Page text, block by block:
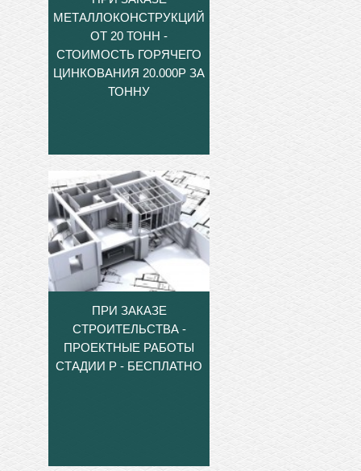
МЕТАЛЛОКОНСТРУКЦИЙ
ОТ 20 ТОНН -
СТОИМОСТЬ ГОРЯЧЕГО
ЦИНКОВАНИЯ 20.000Р ЗА
ТОННУ
ПРИ ЗАКАЗЕ
СТРОИТЕЛЬСТВА -
ПРОЕКТНЫЕ РАБОТЫ
СТАДИИ Р - БЕСПЛАТНО